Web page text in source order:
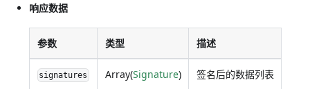
响应数据
参数 类型 描述
signatures Array(Signature) 签名后的数据列表